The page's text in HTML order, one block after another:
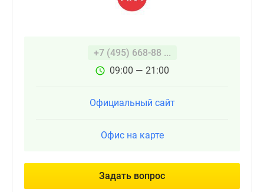
+7 (495) 668-88 ...
09:00 — 21:00
Официальный сайт
Офис на карте
Задать вопрос